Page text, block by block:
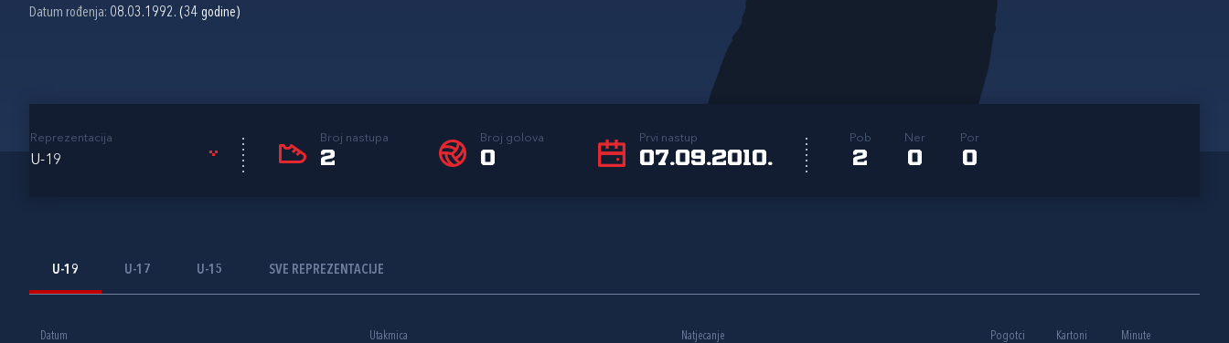
Datum rođenja: 08.03.1992. (34 godine)
Reprezentacija
U-19
Broj nastupa
2
Broj golova
0
Prvi nastup
07.09.2010.
Pob
2
Ner
0
Por
0
U-19 U-17 U-15 SVE REPREZENTACIJE
Datum Utakmica Natjecanje Pogotci Kartoni Minute